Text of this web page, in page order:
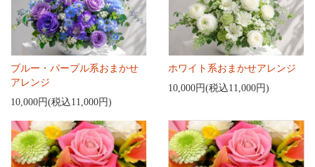
ブルー・パープル系おまかせ
アレンジ
10,000円(税込11,000円)
ホワイト系おまかせアレンジ
10,000円(税込11,000円)